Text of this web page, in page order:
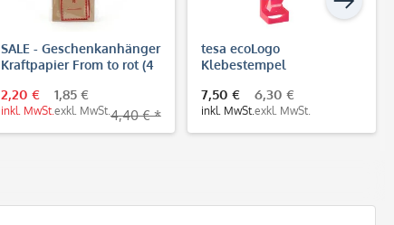
SALE - Geschenkanhänger
Kraftpapier From to rot (4
2,20 €
inkl. MwSt.
1,85 €
exkl. MwSt.4,40 € *
tesa ecoLogo
Klebestempel
7,50 €
inkl. MwSt.
6,30 €
exkl. MwSt.